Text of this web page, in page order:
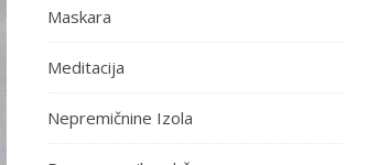
Maskara
Meditacija
Nepremičnine Izola